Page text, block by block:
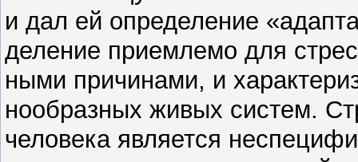
и дал ей определение
деление приемлемо для
ными причинами, и
нообразных живых систем.
человека является